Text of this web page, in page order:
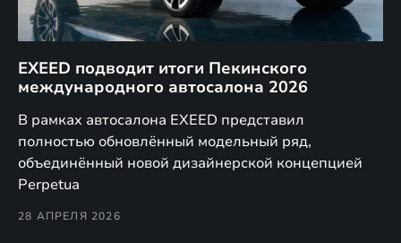
EXEED подводит итоги Пекинского
международного автосалона 2026
В рамках автосалона EXEED представил
полностью обновлённый модельный ряд,
объединённый новой дизайнерской концепцией
Perpetua
28 АПРЕЛЯ 2026